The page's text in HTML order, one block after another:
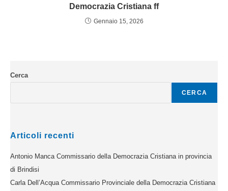
Democrazia Cristiana ff
Gennaio 15, 2026
Cerca
CERCA
Articoli recenti
Antonio Manca Commissario della Democrazia Cristiana in provincia
di Brindisi
Carla Dell’Acqua Commissario Provinciale della Democrazia Cristiana